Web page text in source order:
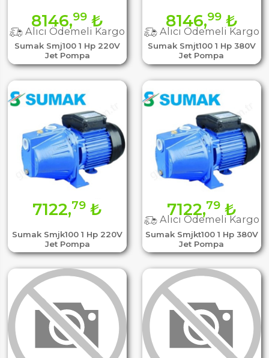
Sumak Smj100 1 Hp 220V
Jet Pompa
8146,99 ₺
Alıcı Ödemeli Kargo
Sumak Smjt100 1 Hp 380V
Jet Pompa
8146,99₺
Alıcı Ödemeli Kargo
Sumak Smjk100 1 Hp 220V
Jet Pompa
7122,79 ₺
Sumak Smjkt100 1 Hp 380V
Jet Pompa
7122,79₺
Alıcı Ödemeli Kargo